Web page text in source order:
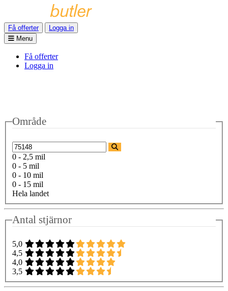
Få offerter
Logga in
Menu
Få offerter
Logga in
Område
0 - 2,5 mil
0 - 5 mil
0 - 10 mil
0 - 15 mil
Hela landet
Antal stjärnor
5,0
4,5
4,0
3,5